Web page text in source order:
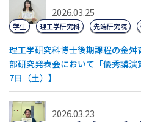
2026.03.25
理工学研究科博士後期課程の金
部研究発表会において「優秀講
7日（土）】
学生 理工学研究科 先端研究院
2026.03.23